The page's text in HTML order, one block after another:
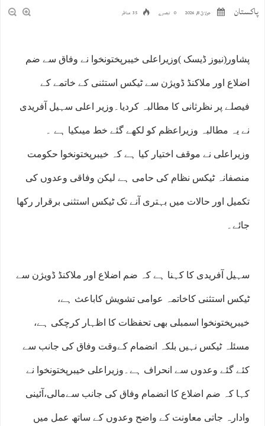
پاکستان جولائ 8, 2026 0 تبصرے 35 مناظر
پشاور(نیوز ڈیسک )وزیراعلی خیبرپختونخوا نے وفاق سے ضم
اضلاع اور ملاکنڈ ڈویژن سے ٹیکس استثنی کے خاتمے کے
فیصلے پر نظرثانی کا مطالبہ کردیا۔وزیر اعلی سہیل آفریدی
نے یہ مطالبہ وزیراعظم کو لکھے گئے خط میںکیا ہے ۔
وزیراعلی نے موقف اختیار کیا ہے کہ خیبرپختونخوا حکومت
منصفانہ ٹیکس نظام کی حامی ہے لیکن وفاقی وعدوں کی
تکمیل اور حالات میں بہتری آنے تک ٹیکس استثنی برقرار رکھا
جائے۔
سہیل آفریدی کا کہنا ہے کہ ضم اضلاع اور ملاکنڈ ڈویژن سے
ٹیکس استثنی کاخاتمہ عوامی تشویش کاباعث ہے،
خیبرپختونخوا اسمبلی بھی تحفظات کا اظہار کرچکی ہے،
مسئلہ ٹیکس نہیں بلکہ انضمام کےوقت وفاق کی جانب سے
کئے گئے وعدوں سے انحراف ہے۔وزیراعلی خیبرپختونخوا نے
کہا کہ ضم اضلاع کا انضمام وفاق کی جانب سےمالی،آئینی
وادارہ جاتی معاونت کے واضح وعدوں کے ساتھ عمل میں